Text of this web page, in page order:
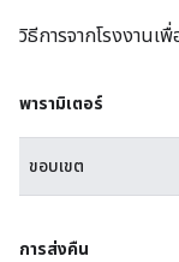
วิธีการจากโรงงานเ
พารามิเตอร์
ขอบเขต
การส่งคืน